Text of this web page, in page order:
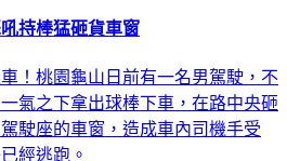
持棒猛砸貨車窗
！桃園龜山日前有一名男駕駛，不
氣之下拿出球棒下車，在路中央砸
駛座的車窗，造成車內司機手受
經逃跑。